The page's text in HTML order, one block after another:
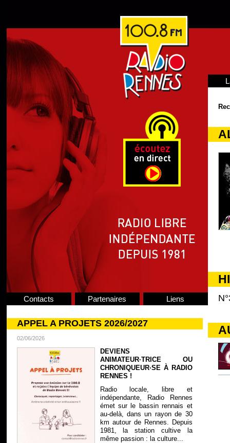
Contacts Partenaires Liens
APPEL A PROJETS 2026/2027
02/06/2026
DEVIENS
ANIMATEUR·TRICE OU
CHRONIQUEUR·SE À RADIO
RENNES !
Radio locale, libre et
indépendante, Radio Rennes
émet sur le bassin rennais et
au-delà, dans un rayon de 30
km autour de Rennes. Depuis
1981, la station cultive la
même passion : la culture...